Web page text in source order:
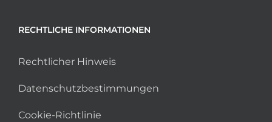
RECHTLICHE INFORMATIONEN
Rechtlicher Hinweis
Datenschutzbestimmungen
Cookie-Richtlinie